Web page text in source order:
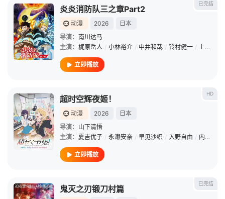
已完结
炎炎消防队三之章Part2
动漫 2026
日本
导演： 南川达马
主演： 梶原岳人 / 小林裕介 / 中井和哉 / 铃村健一 / 上条沙惠子
立即播放
HD
超时空辉夜姬！
动漫 2026
日本
导演： 山下清悟
主演： 夏吉优子 / 永濑安奈 / 早见沙织 / 入野自由 / 内田雄马
立即播放
已完结
鬼灭之刃锻刀村篇